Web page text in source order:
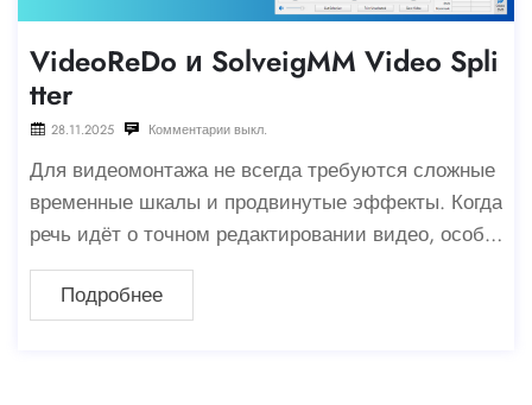
VideoReDo и SolveigMM Video Spli
tter
28.11.2025 Комментарии выкл.
Для видеомонтажа не всегда требуются сложные
временные шкалы и продвинутые эффекты. Когда
речь идёт о точном редактировании видео, особе
нно для таких задач, как удаление рекламы, обре
зка ненужных фрагментов или создание более ко
ротких клипов,
Подробнее